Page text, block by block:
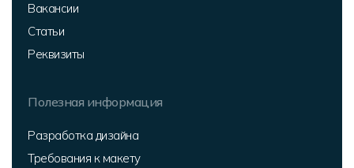
Вакансии
Статьи
Реквизиты
Полезная информация
Разработка дизайна
Требования к макету